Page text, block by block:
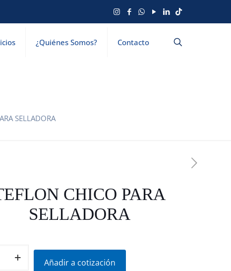
¿Quiénes Somos? Contacto
SELLADORA
CHICO PARA
SELLADORA
Añadir a cotización